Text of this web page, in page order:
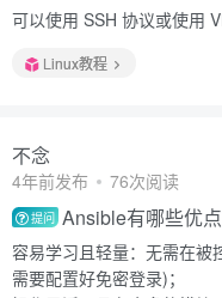
可以使用 SSH 协议或使用
Linux教程
不念
4年前发布 76次阅读
提问 Ansible有哪些优点
容易学习且轻量：无需在被
需要配置好免密登录)；